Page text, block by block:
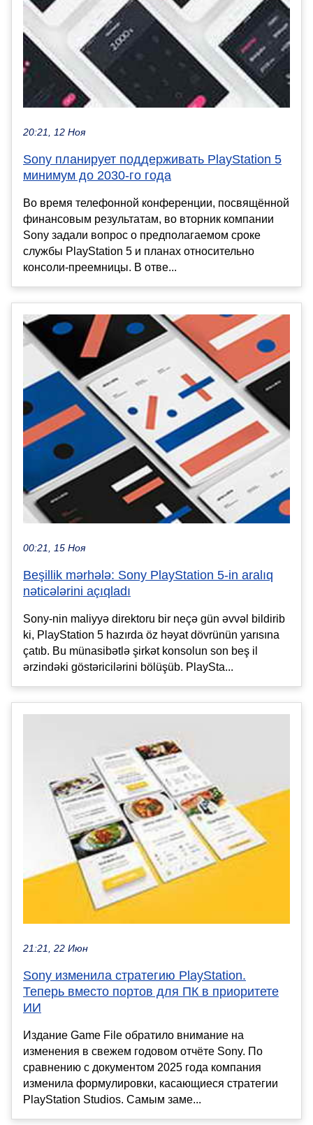
20:21, 12 Ноя
Sony планирует поддерживать PlayStation 5
минимум до 2030-го года
Во время телефонной конференции, посвящённой
финансовым результатам, во вторник компании
Sony задали вопрос о предполагаемом сроке
службы PlayStation 5 и планах относительно
консоли-преемницы. В отве...
00:21, 15 Ноя
Beşillik mərhələ: Sony PlayStation 5-in aralıq
nəticələrini açıqladı
Sony-nin maliyyə direktoru bir neçə gün əvvəl bildirib
ki, PlayStation 5 hazırda öz həyat dövrünün yarısına
çatıb. Bu münasibətlə şirkət konsolun son beş il
ərzindəki göstəricilərini bölüşüb. PlaySta...
21:21, 22 Июн
Sony изменила стратегию PlayStation.
Теперь вместо портов для ПК в приоритете
ИИ
Издание Game File обратило внимание на
изменения в свежем годовом отчёте Sony. По
сравнению с документом 2025 года компания
изменила формулировки, касающиеся стратегии
PlayStation Studios. Самым заме...